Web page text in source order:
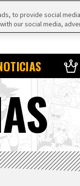
to provide social
our social media,